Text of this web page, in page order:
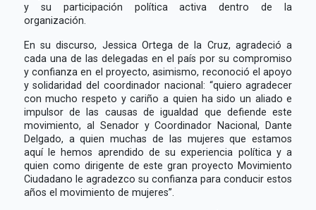
y su participación política activa dentro de la
organización.
En su discurso, Jessica Ortega de la Cruz, agradeció a
cada una de las delegadas en el país por su compromiso
y confianza en el proyecto, asimismo, reconoció el apoyo
y solidaridad del coordinador nacional: “quiero agradecer
con mucho respeto y cariño a quien ha sido un aliado e
impulsor de las causas de igualdad que defiende este
movimiento, al Senador y Coordinador Nacional, Dante
Delgado, a quien muchas de las mujeres que estamos
aquí le hemos aprendido de su experiencia política y a
quien como dirigente de este gran proyecto Movimiento
Ciudadano le agradezco su confianza para conducir estos
años el movimiento de mujeres”.